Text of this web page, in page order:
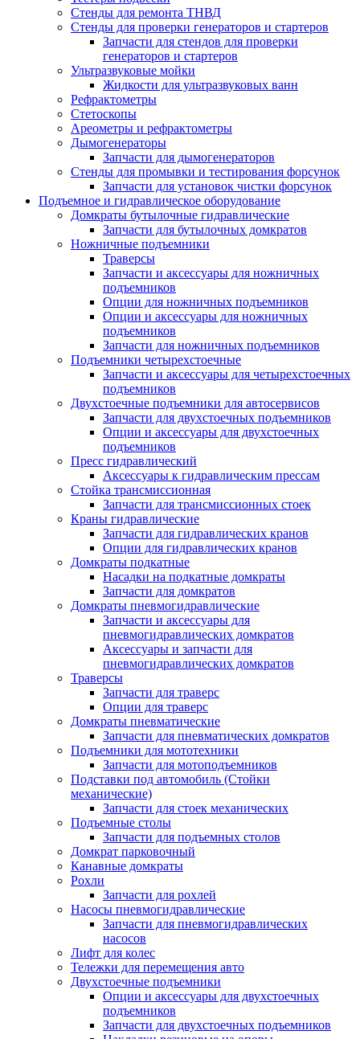
Стенды для ремонта ТНВД
Стенды для проверки генераторов и стартеров
Запчасти для стендов для проверки
генераторов и стартеров
Ультразвуковые мойки
Жидкости для ультразвуковых ванн
Рефрактометры
Стетоскопы
Ареометры и рефрактометры
Дымогенераторы
Запчасти для дымогенераторов
Стенды для промывки и тестирования форсунок
Запчасти для установок чистки форсунок
Подъемное и гидравлическое оборудование
Домкраты бутылочные гидравлические
Запчасти для бутылочных домкратов
Ножничные подъемники
Траверсы
Запчасти и аксессуары для ножничных
подъемников
Опции для ножничных подъемников
Опции и аксессуары для ножничных
подъемников
Запчасти для ножничных подъемников
Подъемники четырехстоечные
Запчасти и аксессуары для четырехстоечных
подъемников
Двухстоечные подъемники для автосервисов
Запчасти для двухстоечных подъемников
Опции и аксессуары для двухстоечных
подъемников
Пресс гидравлический
Аксессуары к гидравлическим прессам
Стойка трансмиссионная
Запчасти для трансмиссионных стоек
Краны гидравлические
Запчасти для гидравлических кранов
Опции для гидравлических кранов
Домкраты подкатные
Насадки на подкатные домкраты
Запчасти для домкратов
Домкраты пневмогидравлические
Запчасти и аксессуары для
пневмогидравлических домкратов
Аксессуары и запчасти для
пневмогидравлических домкратов
Траверсы
Запчасти для траверс
Опции для траверс
Домкраты пневматические
Запчасти для пневматических домкратов
Подъемники для мототехники
Запчасти для мотоподъемников
Подставки под автомобиль (Стойки
механические)
Запчасти для стоек механических
Подъемные столы
Запчасти для подъемных столов
Домкрат парковочный
Канавные домкраты
Рохли
Запчасти для рохлей
Насосы пневмогидравлические
Запчасти для пневмогидравлических
насосов
Лифт для колес
Тележки для перемещения авто
Двухстоечные подъемники
Опции и аксессуары для двухстоечных
подъемников
Запчасти для двухстоечных подъемников